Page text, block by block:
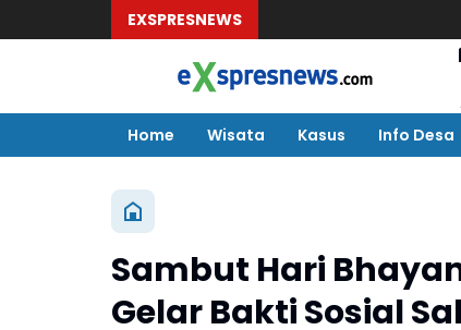
EXSPRESNEWS
Home
Wisata Kasus Info Desa
Sambut Hari
Gelar Bakti Sosial